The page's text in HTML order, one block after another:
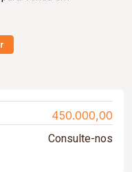
450.000,00
Consulte-nos